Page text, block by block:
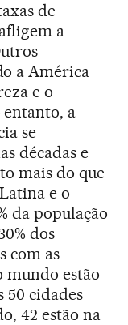
de
a
a América
e o
a
se
décadas e
mais do que
e o
da população
dos
com as
mundo estão
50 cidades
42 estão na